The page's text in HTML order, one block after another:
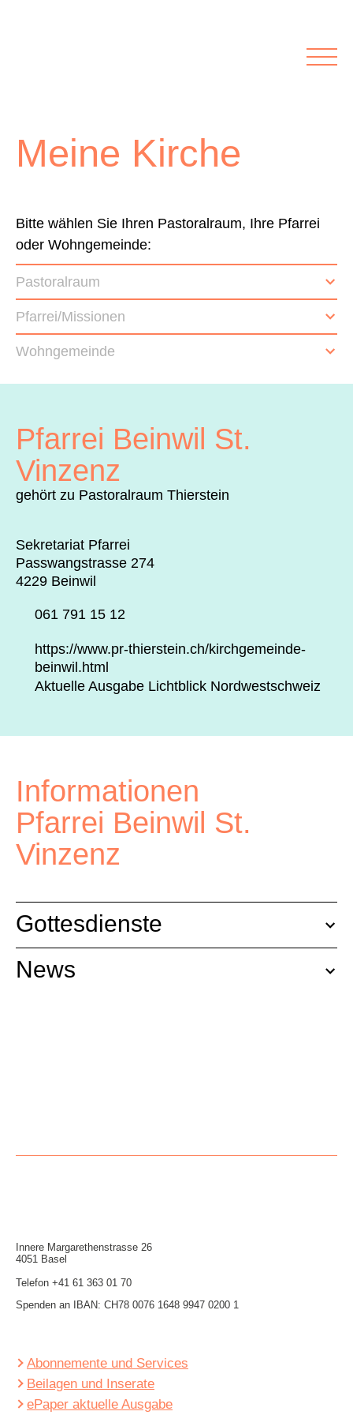
Vermischtes
Agenda I&L
Inserate &
Stellenbörse
Beilagen und Inserate Stellenbörse
Archiv
ePaper
aktuelle Ausgabe
Suchen
Meine Kirche
Bitte wählen Sie Ihren Pastoralraum, Ihre Pfarrei
oder Wohngemeinde:
Pastoralraum
Pfarrei/Missionen
Wohngemeinde
Pfarrei Beinwil St.
Vinzenz
gehört zu Pastoralraum Thierstein
Sekretariat Pfarrei
Passwangstrasse 274
4229 Beinwil
061 791 15 12
https://www.pr-thierstein.ch/kirchgemeinde-
beinwil.html
Aktuelle Ausgabe Lichtblick Nordwestschweiz
Informationen
Pfarrei Beinwil St.
Vinzenz
Gottesdienste
News
Innere Mar­garethen­strasse 26
4051 Basel
Telefon +41 61 363 01 70
Spenden an IBAN: CH78 0076 1648 9947 0200 1
Abonnemente und Services
Beilagen und Inserate
ePaper aktuelle Ausgabe